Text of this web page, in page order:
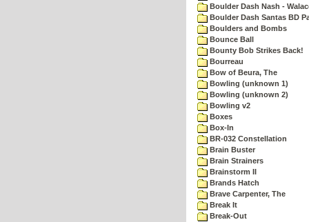
Boulder Dash Nash -
Boulder Dash Santas BD
Boulders and Bombs
Bounce Ball
Bounty Bob Strikes Back!
Bourreau
Bow of Beura, The
Bowling (unknown 1)
Bowling (unknown 2)
Bowling v2
Boxes
Box-In
BR-032 Constellation
Brain Buster
Brain Strainers
Brainstorm II
Brands Hatch
Brave Carpenter, The
Break It
Break-Out